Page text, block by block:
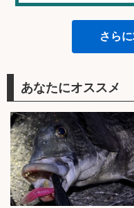
さら
あなたにオススメ